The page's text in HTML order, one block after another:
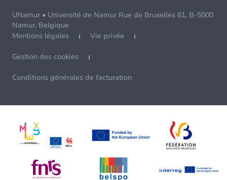
UNamur • Université de Namur Rue de Bruxelles 61, B-5000
Namur, Belgique
Mentions légales
Vie privée
Gestion des cookies
Conditions générales de facturation